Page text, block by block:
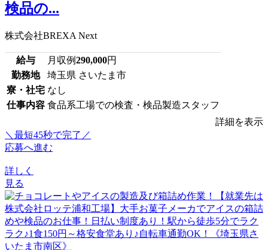
検品の...
株式会社BREXA Next
給与 月収例290,000円
勤務地
埼玉県 さいたま市
寮・社宅 なし
仕事内容 食品系工場での検査・検品製造スタッフ
詳細を表示
＼最短45秒で完了／
応募へ進む
詳しく
見る